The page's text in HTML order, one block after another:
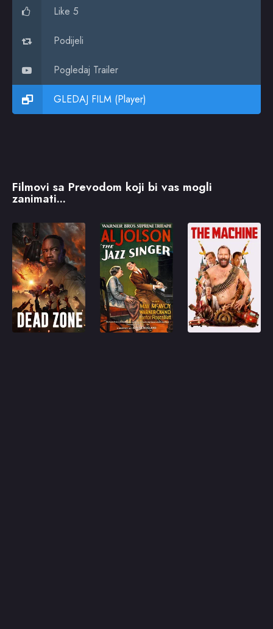
Like 5
Podijeli
Pogledaj Trailer
GLEDAJ FILM (Player)
Filmovi sa Prevodom koji bi vas mogli
zanimati...